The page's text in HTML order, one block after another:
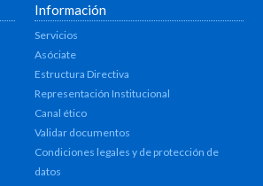
Información
Servicios
Asóciate
Estructura Directiva
Representación Institucional
Canal ético
Validar documentos
Condiciones legales y de protección de
datos